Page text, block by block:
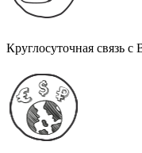
Круглосуточная связь